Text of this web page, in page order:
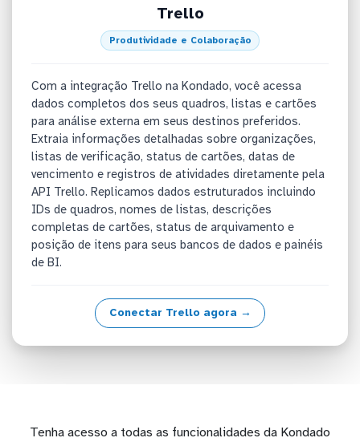
Trello
Produtividade e Colaboração
Com a integração Trello na Kondado, você acessa
dados completos dos seus quadros, listas e cartões
para análise externa em seus destinos preferidos.
Extraia informações detalhadas sobre organizações,
listas de verificação, status de cartões, datas de
vencimento e registros de atividades diretamente pela
API Trello. Replicamos dados estruturados incluindo
IDs de quadros, nomes de listas, descrições
completas de cartões, status de arquivamento e
posição de itens para seus bancos de dados e painéis
de BI.
Conectar Trello agora →
Tenha acesso a todas as funcionalidades da Kondado